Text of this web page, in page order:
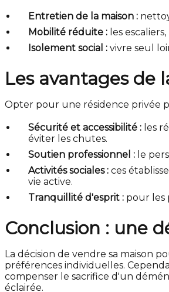
Entretien de la maison :
Mobilité réduite : les
Isolement social : vivre seul
Les avantages de
Opter pour une résidence privée
Sécurité et accessibilité : les
éviter les chutes.
Soutien professionnel : le
Activités sociales : ces
vie active.
Tranquillité d'esprit : pour les
Conclusion : une
La décision de vendre sa maison
préférences individuelles.
compenser le sacrifice d'un
éclairée.